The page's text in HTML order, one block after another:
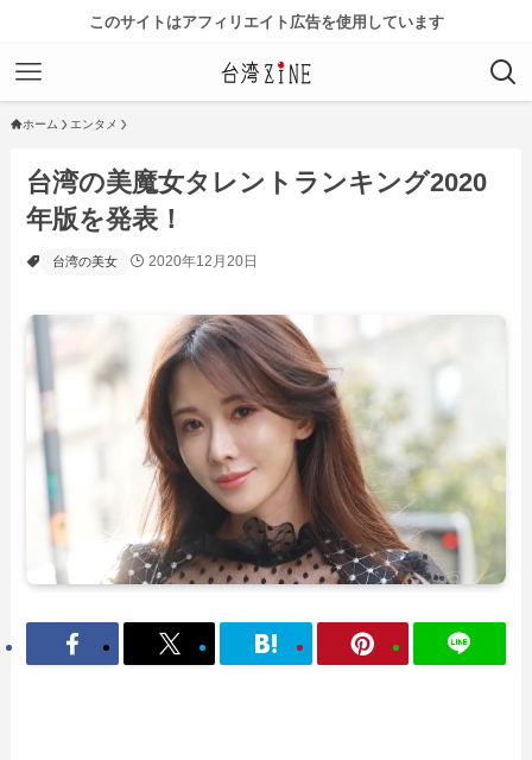
このサイトはアフィリエイト広告を使用しています
ホーム エンタメ
台湾の美魔女タレントランキング2020
年版を発表！
台湾の美女 2020年12月20日